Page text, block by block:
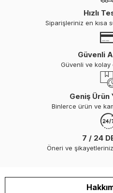
Hızlı
Siparişleriniz en kısa
Güvenli
Güvenli ve kolay
Geniş Ürün
Binlerce ürün ve
7 / 24
Öneri ve